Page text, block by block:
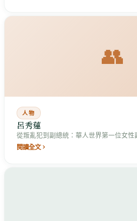
👥
人物
呂秀蓮
從叛亂犯到副總統：華人世界第一位女性
閱讀全文